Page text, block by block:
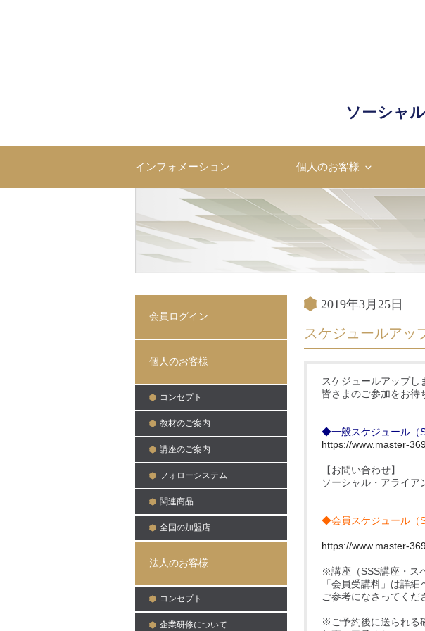
営業研修・育成ならソーシャル・ア
コミュニケーションを技術として体系化した営業研修・人材育成のプロフェッショ
ソーシャ
インフォメーション 個人のお客様
投
稿
2019年3月25日
スケジュールアッ
スケジュールアップし
皆さまのご参加をお待
◆一般スケジュール（
https://www.master-
【お問い合わせ】
ソーシャル・アライ
◆会員スケジュール（
https://www.master-
※講座（SSS講座・ス
「会員受講料」は詳
ご参考になさってくだ
※ご予約後に送られる
会員ログイン
個人のお客様
コンセプト
教材のご案内
講座のご案内
フォローシステム
関連商品
全国の加盟店
法人のお客様
コンセプト
企業研修について